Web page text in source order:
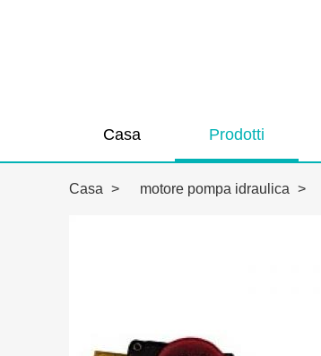
Casa Prodotti
Casa > motore pompa idraulica >